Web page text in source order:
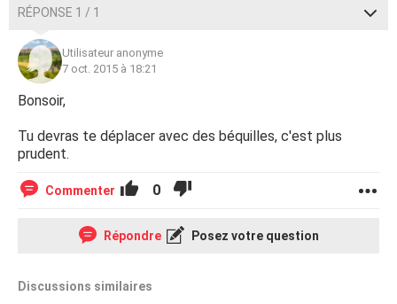
RÉPONSE 1 / 1
Utilisateur anonyme
7 oct. 2015 à 18:21
Bonsoir,
Tu devras te déplacer avec des béquilles, c'est plus
prudent.
Commenter 0
Répondre Posez votre question
Discussions similaires